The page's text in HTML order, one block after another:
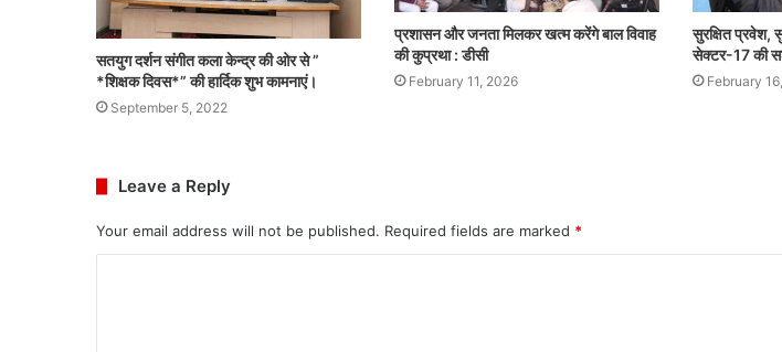
सतयुग दर्शन संगीत कला केन्द्र की ओर से ”
*शिक्षक दिवस*” की हार्दिक शुभ कामनाएं।
September 5, 2022
प्रशासन और जनता मिलकर खत्म करेंगे बाल विवाह
की कुप्रथा : डीसी
February 11, 2026
सुरक्षित प्रवेश,
सेक्टर-17 की
February
Leave a Reply
Your email address will not be published. Required fields are marked *